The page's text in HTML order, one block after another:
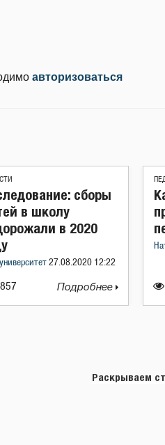
авторизоваться
сборы
в школу
в 2020
27.08.2020 12:22
Подробнее
Раскрываем